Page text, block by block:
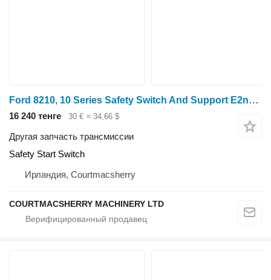
Ford 8210, 10 Series Safety Switch And Support E2nn7z170ab,e2nn7z171a для трактора колесного Ford 5110, 5610, 6410, 6610, 6710, 6810, 7410, 7810, 7610, 7710, 7910, 8210
16 240 тенге 30 € ≈ 34,66 $
Другая запчасть трансмиссии
Safety Start Switch
Ирландия, Courtmacsherry
COURTMACSHERRY MACHINERY LTD